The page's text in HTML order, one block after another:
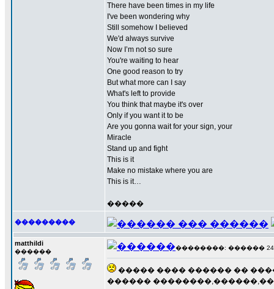
There have been times in my life
I've been wondering why
Still somehow I believed
We'd always survive
Now I’m not so sure
You're waiting to hear
One good reason to try
But what more can I say
What's left to provide
You think that maybe it's over
Only if you want it to be
Are you gonna wait for your sign, your
Miracle
Stand up and fight
This is it
Make no mistake where you are
This is it…
�����
���������
matthildi
������
��������: ������ 24
����� ���� ������ ��
������